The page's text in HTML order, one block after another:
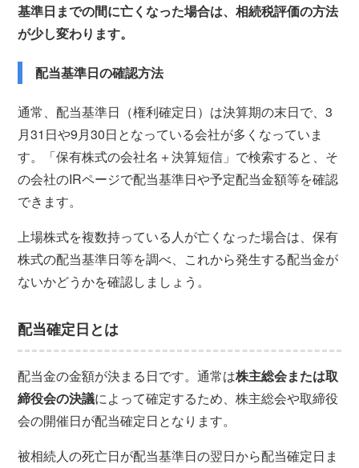
基準日までの間に亡くなった場合は、相続税評価の方法
が少し変わります。
配当基準日の確認方法
通常、配当基準日（権利確定日）は決算期の末日で、3
月31日や9月30日となっている会社が多くなっていま
す。「保有株式の会社名＋決算短信」で検索すると、そ
の会社のIRページで配当基準日や予定配当金額等を確認
できます。
上場株式を複数持っている人が亡くなった場合は、保有
株式の配当基準日等を調べ、これから発生する配当金が
ないかどうかを確認しましょう。
配当確定日とは
配当金の金額が決まる日です。通常は株主総会または取
締役会の決議によって確定するため、株主総会や取締役
会の開催日が配当確定日となります。
被相続人の死亡日が配当基準日の翌日から配当確定日ま